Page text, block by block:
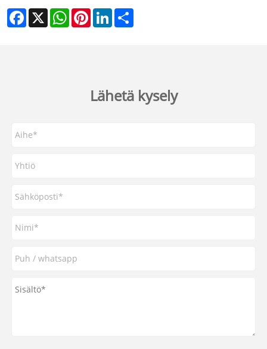
Facebook
X WhatsAppPinterestLinkedIn
Lähetä kysely